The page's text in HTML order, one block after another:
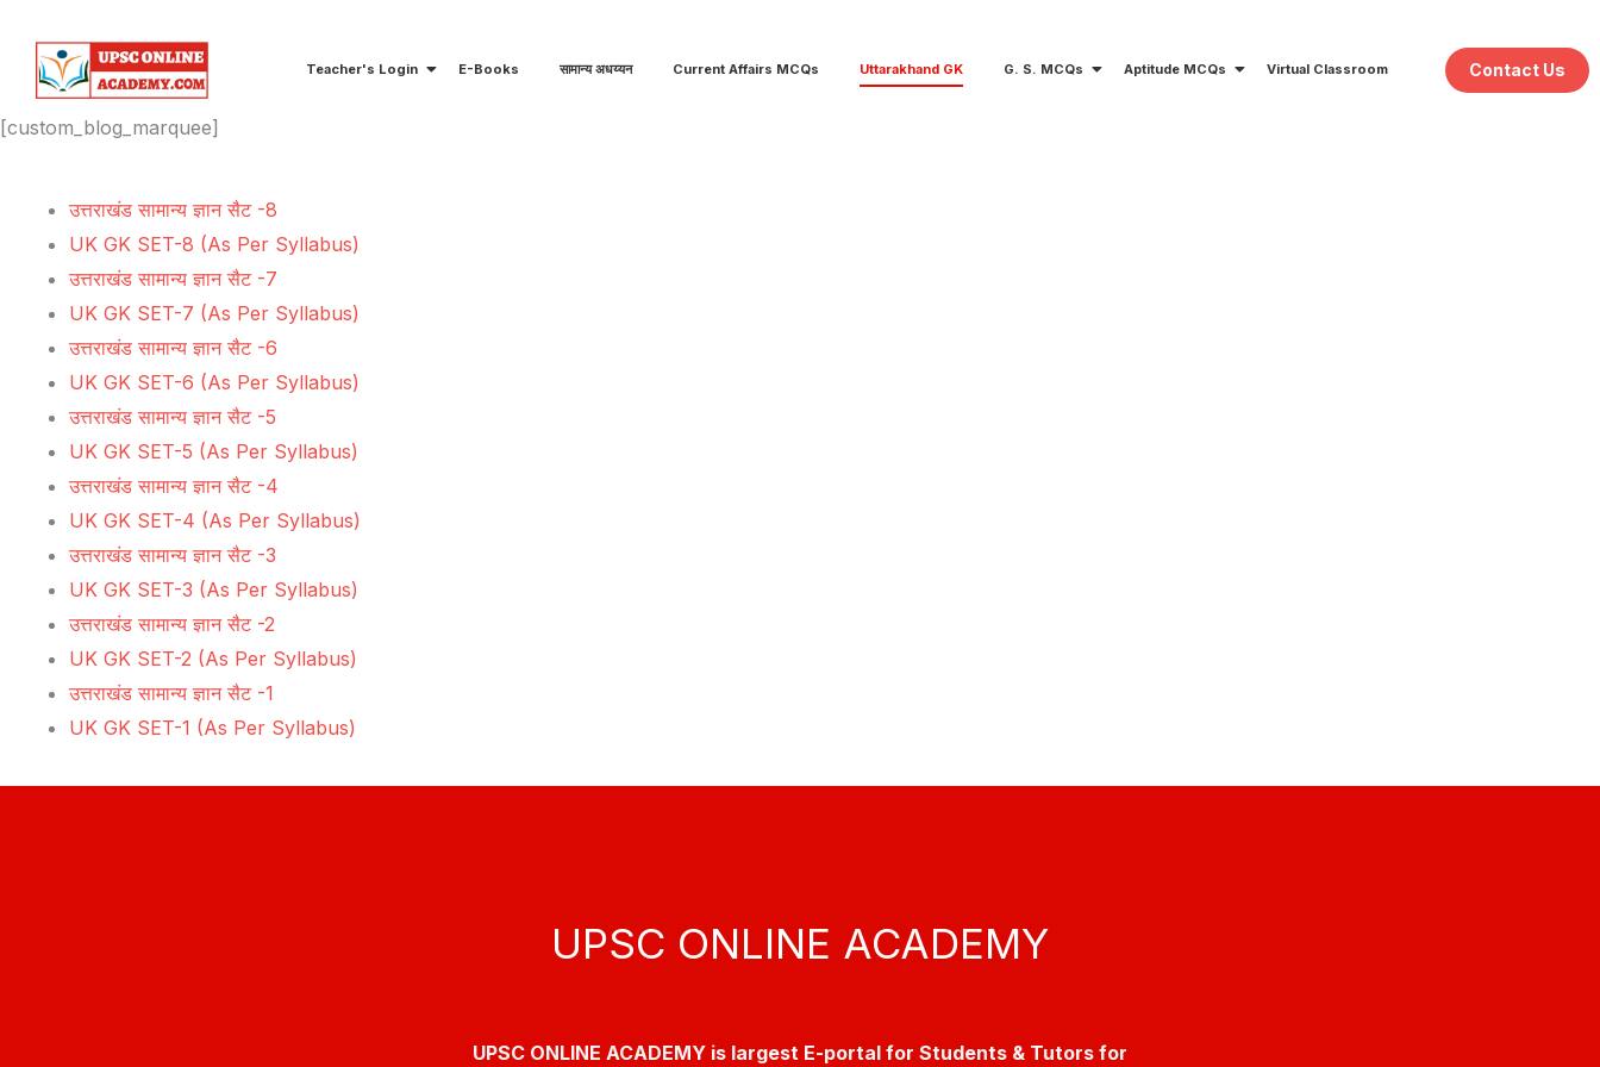
content
Teacher's Login E-Books सामान्य अधय्यन Current Affairs MCQs Uttarakhand GK G. S. MCQs Aptitude MCQs Virtual Classroom Contact Us
[custom_blog_marquee]
उत्तराखंड सामान्य ज्ञान सैट -8
UK GK SET-8 (As Per Syllabus)
उत्तराखंड सामान्य ज्ञान सैट -7
UK GK SET-7 (As Per Syllabus)
उत्तराखंड सामान्य ज्ञान सैट -6
UK GK SET-6 (As Per Syllabus)
उत्तराखंड सामान्य ज्ञान सैट -5
UK GK SET-5 (As Per Syllabus)
उत्तराखंड सामान्य ज्ञान सैट -4
UK GK SET-4 (As Per Syllabus)
उत्तराखंड सामान्य ज्ञान सैट -3
UK GK SET-3 (As Per Syllabus)
उत्तराखंड सामान्य ज्ञान सैट -2
UK GK SET-2 (As Per Syllabus)
उत्तराखंड सामान्य ज्ञान सैट -1
UK GK SET-1 (As Per Syllabus)
UPSC ONLINE ACADEMY
UPSC ONLINE ACADEMY is largest E-portal for Students & Tutors for